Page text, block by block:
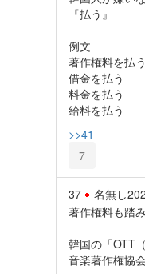
『払う』
例文
著作権料を払う
借金を払う
料金を払う
給料を払う
>>41
7
37 名無し
著作権料も踏
韓国の「OTT
音楽著作権協